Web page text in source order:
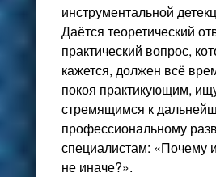
инструментальной
Даётся теоретический
практический вопрос,
кажется, должен всё
покоя практикующим,
стремящимся к
профессиональному
специалистам: «Почему
не иначе?».